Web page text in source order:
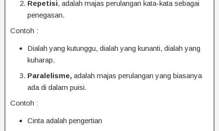
Repetisi, adalah majas perulangan kata-kata sebagai
penegasan.
Contoh :
Dialah yang kutunggu, dialah yang kunanti, dialah yang
kuharap.
Paralelisme, adalah majas perulangan yang biasanya
ada di dalam puisi.
Contoh :
Cinta adalah pengertian